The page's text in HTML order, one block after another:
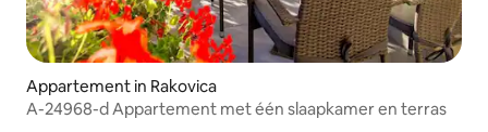
Appartement in Rakovica
A-24968-d Appartement met één slaapkamer en terras